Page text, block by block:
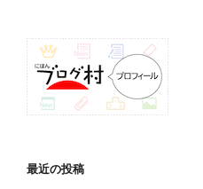
ン
最近の投稿